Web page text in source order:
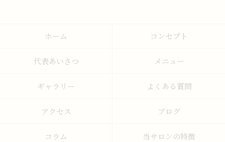
ホーム コンセプト
代表あいさつ メニュー
ギャラリー よくある質問
アクセス ブログ
コラム 当サロンの特徴